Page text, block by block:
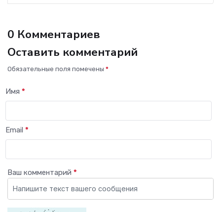
0 Комментариев
Оставить комментарий
Обязательные поля помечены *
Имя *
Email *
Ваш комментарий *